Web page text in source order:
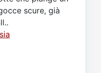
scure, già